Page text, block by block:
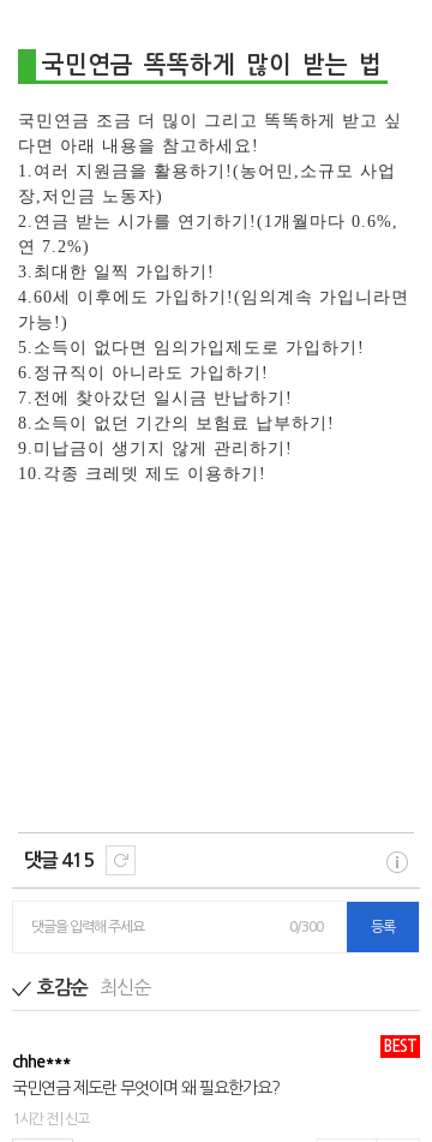
국민연금 똑똑하게 많이 받는 법
국민연금 조금 더 믾이 그리고 똑똑하게 받고 싶
다면 아래 내용을 참고하세요!
1.여러 지원금을 활용하기!(농어민,소규모 사업
장,저인금 노동자)
2.연금 받는 시가를 연기하기!(1개월마다 0.6%,
연 7.2%)
3.최대한 일찍 가입하기!
4.60세 이후에도 가입하기!(임의계속 가입니라면
가능!)
5.소득이 없다면 임의가입제도로 가입하기!
6.정규직이 아니라도 가입하기!
7.전에 찾아갔던 일시금 반납하기!
8.소득이 없던 기간의 보험료 납부하기!
9.미납금이 생기지 않게 관리하기!
10.각종 크레뎃 제도 이용하기!
댓글 415
댓글을 입력해 주세요 0/300 등록
호감순 최신순
BEST
chhe***
국민연금 제도란 무엇이며 왜 필요한가요?
1시간 전 | 신고